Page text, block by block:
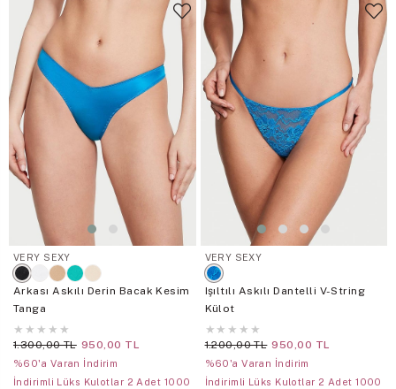
VERY SEXY
Arkası Askılı Derin Bacak Kesim
Tanga
★ ★ ★ ★ ★
1.300,00 TL 950,00 TL
%60'a Varan İndirim
İndirimli Lüks Kulotlar 2 Adet 1000
VERY SEXY
Işıltılı Askılı Dantelli V-String
Külot
★ ★ ★ ★ ★
1.200,00 TL 950,00 TL
%60'a Varan İndirim
İndirimli Lüks Kulotlar 2 Adet 1000